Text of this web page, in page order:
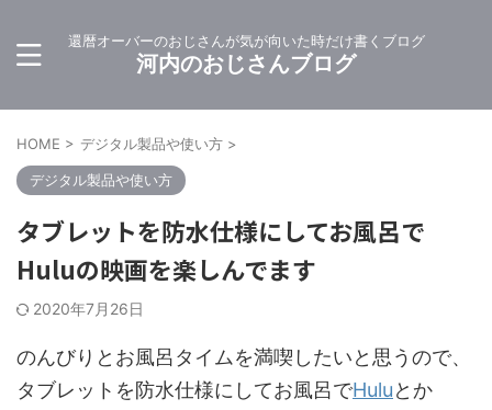
還暦オーバーのおじさんが気が向いた時だけ書くブログ
河内のおじさんブログ
HOME > デジタル製品や使い方 >
デジタル製品や使い方
タブレットを防水仕様にしてお風呂で
Huluの映画を楽しんでます
2020年7月26日
のんびりとお風呂タイムを満喫したいと思うので、
タブレットを防水仕様にしてお風呂でHuluとか